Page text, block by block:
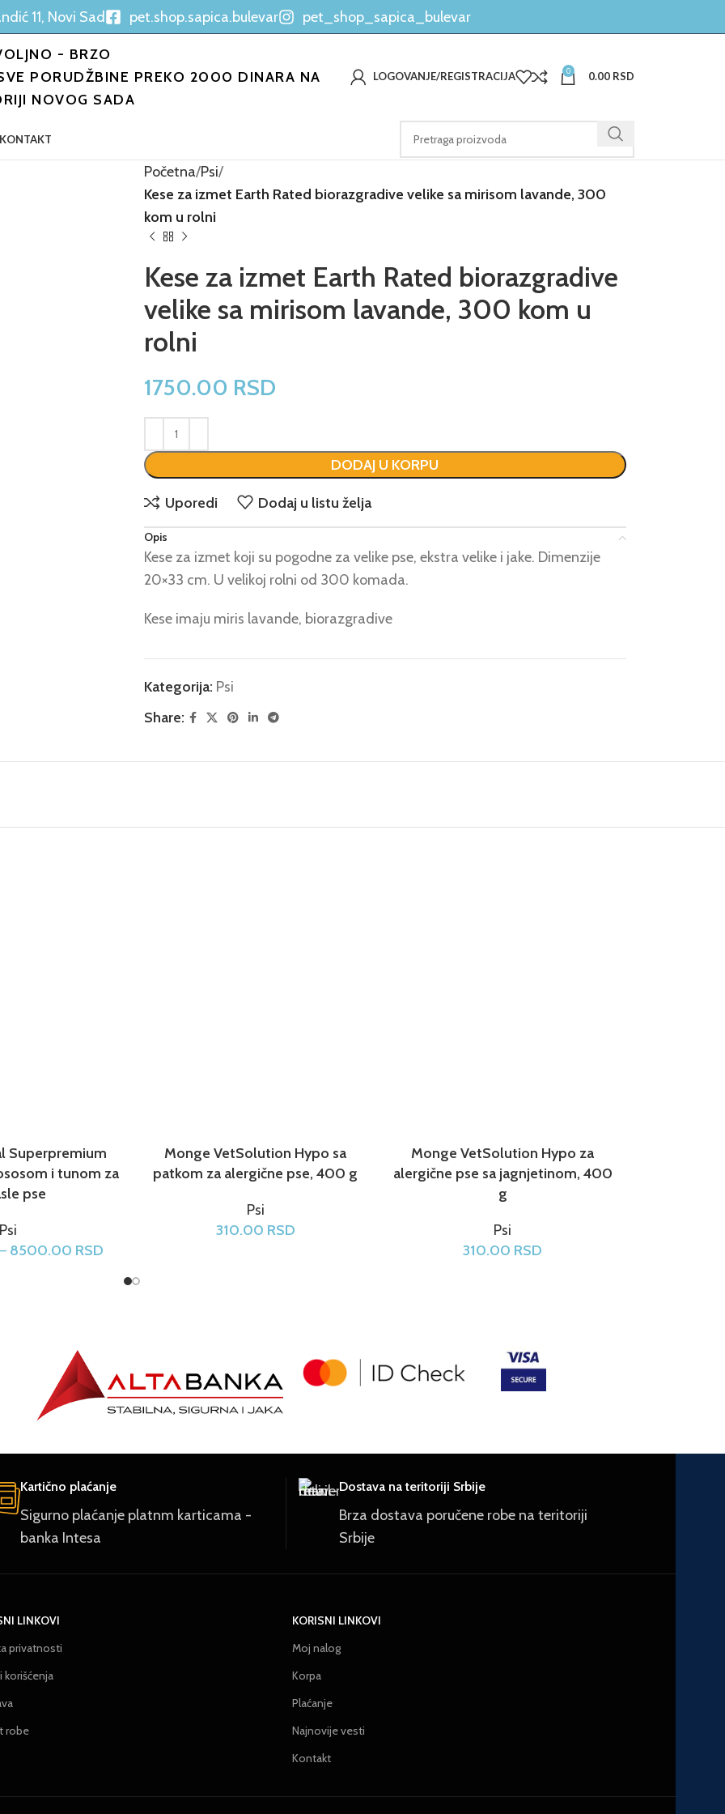
11, Novi Sad pet.shop.sapica.bulevar pet_shop_sapica_bulevar
- BRZO
PORUDŽBINE PREKO 2000 DINARA NA
NOVOG SADA
LOGOVANJE/REGISTRACIJA 0 0.00 RSD
KONTAKT
Početna Psi
Kese za izmet Earth Rated biorazgradive velike sa mirisom lavande, 300
kom u rolni
Kese za izmet Earth Rated biorazgradive
velike sa mirisom lavande, 300 kom u
rolni
1750.00 RSD
DODAJ U KORPU
Uporedi Dodaj u listu želja
Opis
Kese za izmet koji su pogodne za velike pse, ekstra velike i jake. Dimenzije
20×33 cm. U velikoj rolni od 300 komada.
Kese imaju miris lavande, biorazgradive
Kategorija: Psi
Share:
Superpremium
i tunom za
pse
Psi
8500.00 RSD
Monge VetSolution Hypo sa
patkom za alergične pse, 400 g
Psi
310.00 RSD
Monge VetSolution Hypo za
alergične pse sa jagnjetinom, 400
g
Psi
310.00 RSD
Kartično plaćanje
Sigurno plaćanje platnm karticama -
banka Intesa
Dostava na teritoriji Srbije
Brza dostava poručene robe na teritoriji
Srbije
LINKOVI
privatnosti
korišćenja
robe
KORISNI LINKOVI
Moj nalog
Korpa
Plaćanje
Najnovije vesti
Kontakt